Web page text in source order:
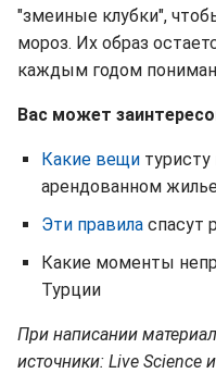
"змеиные клубки",
мороз. Их образ
каждым годом
Вас может
Какие вещи туристу
арендованном
Эти правила спасут
Какие моменты
Турции
При написании
источники: Live Science